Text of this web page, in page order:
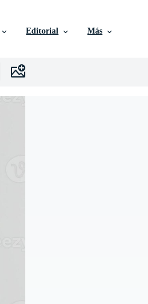
Editorial Más